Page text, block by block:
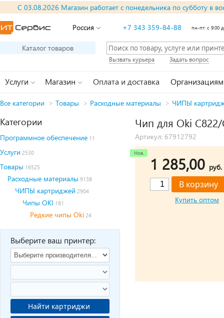
С 03.08.2026 Магазин работает с понедельника по субботу в
Россия +7 343 359-84-88 пн-пт: с 9:00
Каталог товаров
Вызвать курьера Задать вопрос
Услуги Магазин Оплата и доставка Организациям
Все категории > Товары > Расходные материалы > ЧИПЫ
Категории
Программное обеспечение 11
Услуги 2530
Товары 16525
Расходные материалы 9138
ЧИПЫ картриджей 2904
Чипы OKI 181
Редкие чипы Oki 24
Выберите ваш принтер:
Найти картриджи
Чип для Oki
Артикул: 67912792
1 285,00 руб.
Купить оптом